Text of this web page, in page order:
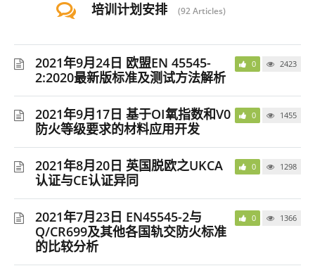
培训计划安排 92 Articles
2021年9月24日 欧盟EN 45545-
2:2020最新版标准及测试方法解析
0 2423
2021年9月17日 基于OI氧指数和V0
防火等级要求的材料应用开发
0 1455
2021年8月20日 英国脱欧之UKCA
认证与CE认证异同
0 1298
2021年7月23日 EN45545-2与
Q/CR699及其他各国轨交防火标准
的比较分析
0 1366